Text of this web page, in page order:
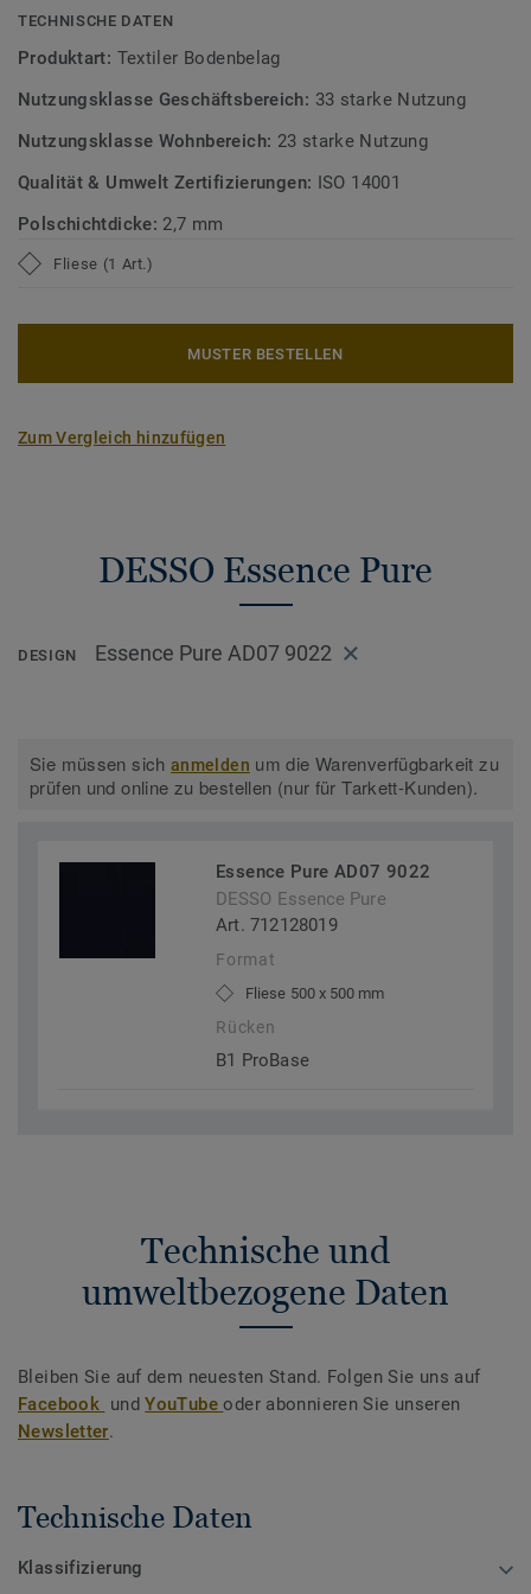
TECHNISCHE DATEN
Produktart: Textiler Bodenbelag
Nutzungsklasse Geschäftsbereich: 33 starke Nutzung
Nutzungsklasse Wohnbereich: 23 starke Nutzung
Qualität & Umwelt Zertifizierungen: ISO 14001
Polschichtdicke: 2,7 mm
Fliese (1 Art.)
MUSTER BESTELLEN
Zum Vergleich hinzufügen
DESSO Essence Pure
DESIGN Essence Pure AD07 9022
Sie müssen sichanmelden um die Warenverfügbarkeit zu
prüfen und online zu bestellen (nur für Tarkett-Kunden).
Essence Pure AD07 9022
DESSO Essence Pure
Art. 712128019
Format
Fliese 500 x 500 mm
Rücken
B1 ProBase
Technische und
umweltbezogene Daten
Bleiben Sie auf dem neuesten Stand. Folgen Sie uns auf
Facebook undYouTubeoder abonnieren Sie unseren
Newsletter.
Technische Daten
Klassifizierung